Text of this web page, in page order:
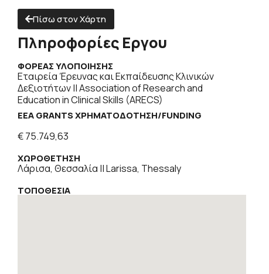
Πίσω στον Χάρτη
Πληροφορίες Εργου
ΦΟΡΕΑΣ ΥΛΟΠΟΙΗΣΗΣ
Εταιρεία Έρευνας και Εκπαίδευσης Κλινικών
Δεξιοτήτων || Association of Research and
Education in Clinical Skills (ARECS)
EEA GRANTS ΧΡΗΜΑΤΟΔΌΤΗΣΗ/FUNDING
€ 75.749,63
ΧΩΡΟΘΕΤΗΣΗ
Λάρισα, Θεσσαλία || Larissa, Thessaly
ΤΟΠΟΘΕΣΙΑ